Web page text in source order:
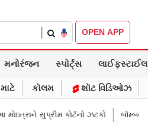
OPEN APP
મનોરંજન સ્પોર્ટ્સ લાઈફસ્ટાઈલ
કૉલમ શૉટ વિડિઓઝ
બૉમ્બની ધમકી બાદ મુંબઈમાં હાઈ ઍલર્ટ: